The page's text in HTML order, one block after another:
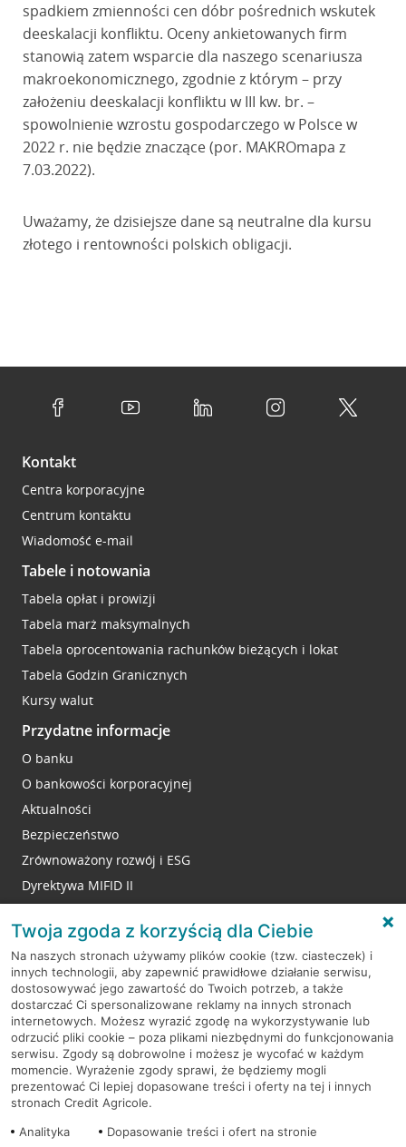
spadkiem zmienności cen dóbr pośrednich wskutek
deeskalacji konfliktu. Oceny ankietowanych firm
stanowią zatem wsparcie dla naszego scenariusza
makroekonomicznego, zgodnie z którym – przy
założeniu deeskalacji konfliktu w III kw. br. –
spowolnienie wzrostu gospodarczego w Polsce w
2022 r. nie będzie znaczące (por. MAKROmapa z
7.03.2022).
Uważamy, że dzisiejsze dane są neutralne dla kursu
złotego i rentowności polskich obligacji.
Kontakt
Centra korporacyjne
Centrum kontaktu
Wiadomość e-mail
Tabele i notowania
Tabela opłat i prowizji
Tabela marż maksymalnych
Tabela oprocentowania rachunków bieżących i lokat
Tabela Godzin Granicznych
Kursy walut
Przydatne informacje
O banku
O bankowości korporacyjnej
Aktualności
Bezpieczeństwo
Zrównoważony rozwój i ESG
Dyrektywa MIFID II
RODO
Regulamin serwisu
Mapa serwisu
PolitykaCookies
Twoja zgoda z korzyścią dla Ciebie
Na naszych stronach używamy plików cookie (tzw. ciasteczek) i
innych technologii, aby zapewnić prawidłowe działanie serwisu,
dostosowywać jego zawartość do Twoich potrzeb, a także
dostarczać Ci spersonalizowane reklamy na innych stronach
internetowych. Możesz wyrazić zgodę na wykorzystywanie lub
odrzucić pliki cookie – poza plikami niezbędnymi do funkcjonowania
serwisu. Zgody są dobrowolne i możesz je wycofać w każdym
momencie. Wyrażenie zgody sprawi, że będziemy mogli
prezentować Ci lepiej dopasowane treści i oferty na tej i innych
stronach Credit Agricole.
Analityka
Dopasowanie treści i ofert na stronie